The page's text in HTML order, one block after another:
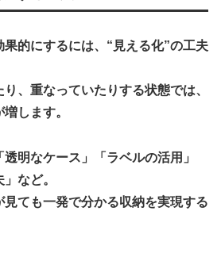
的にするには、“見える化”の工夫
、重なっていたりする状態では、
します。
明なケース」「ラベルの活用」
など。
見ても一発で分かる収納を実現する